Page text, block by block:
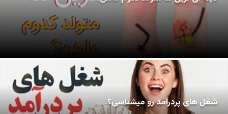
شغل های پردرآمد رو میشناسی؟